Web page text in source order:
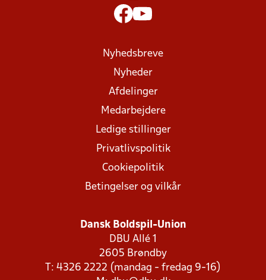
Nyhedsbreve
Nyheder
Afdelinger
Medarbejdere
Ledige stillinger
Privatlivspolitik
Cookiepolitik
Betingelser og vilkår
Dansk Boldspil-Union
DBU Allé 1
2605 Brøndby
T: 4326 2222 (mandag - fredag 9-16)